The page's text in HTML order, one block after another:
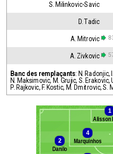
S. Milinkovic-Savic
D. Tadic
A. Mitrovic
A. Zivkovic
Banc des remplaçants: N. Radonjic,
N. Maksimovic, M. Grujic, S. Erakovic,
P. Rajkovic, F. Kostic, M. Dmitrovic,S.